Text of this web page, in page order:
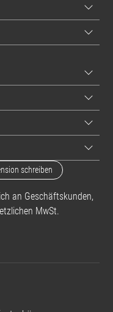
schreiben
an Geschäftskunden,
MwSt.